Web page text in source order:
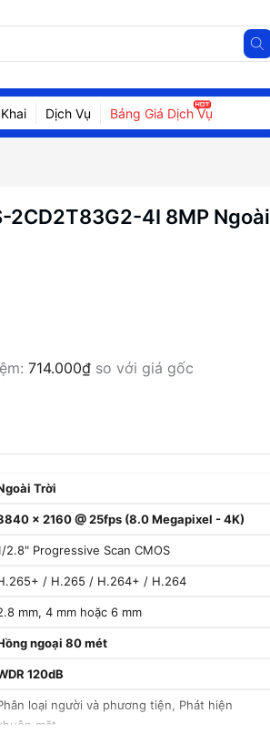
Dịch Vụ Bảng Giá Dịch Vụ
2CD2T83G2-4I 8MP Ngoài
714.000₫so với giá gốc
Trời
× 2160 @ 25fps (8.0 Megapixel - 4K)
2.8" Progressive Scan CMOS
/ H.265 / H.264+ / H.264
mm, 4 mm hoặc 6 mm
ngoại 80 mét
120dB
loại người và phương tiện, Phát hiện
mặt